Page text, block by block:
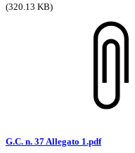
(320.13 KB)
G.C. n. 37 Allegato 1.pdf